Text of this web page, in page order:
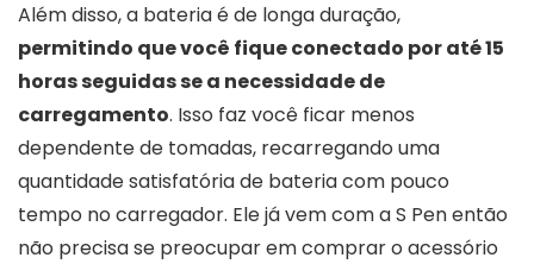
Além disso, a bateria é de longa duração,
permitindo que você fique conectado por até 15
horas seguidas se a necessidade de
carregamento. Isso faz você ficar menos
dependente de tomadas, recarregando uma
quantidade satisfatória de bateria com pouco
tempo no carregador. Ele já vem com a S Pen então
não precisa se preocupar em comprar o acessório